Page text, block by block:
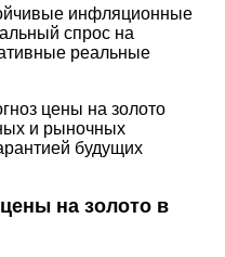
инфляционные
спрос на
реальные
цены на золото
и рыночных
будущих
на золото в